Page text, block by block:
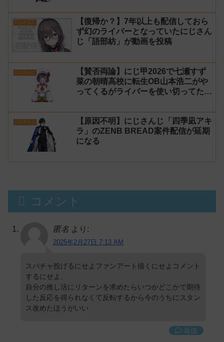
にじさんじ
【復帰か？】7年以上も配信しておら
ず幻のライバーとなっていたにじさん
じ「語部紡」が動画を投稿
にじさんじ
【賛否両論】にじ甲2026で七瀬すず
菜の朝晴高校に転生OB山本浩二がや
ってくるがライバーを使い切ってたの
イバーの転生が可能に
にじさんじ
【原因不明】にじさんじ「四季凪アキ
ラ」のZENB BREAD案件配信が延期
になる
コメント
匿名 より:
2025年2月27日 7:13 AM
スパチャ投げるにせよファンアート描くにせよコメント
するにせよ、
自分の推し活にリターンを求めたらいつかどこかで期待
した反応を得られなくて反転するから今のうちにスタン
ス改めたほうがいい
返信